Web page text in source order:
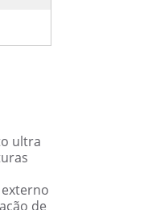
ultra
de